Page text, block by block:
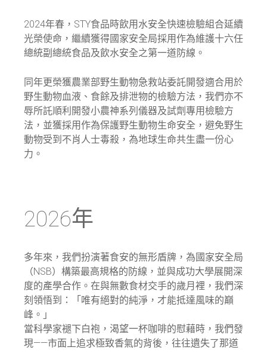
2024年春，STY食品時飲用水安全快速檢驗組合延續
光榮使命，繼續獲得國家安全局採用作為維護十六任
總統副總統食品及飲水安全之第一道防線。
同年更榮獲農業部野生動物急救站委託開發適合用於
野生動物血液、食餘及排泄物的檢驗方法，我們亦不
辱所託順利開發小農神系列儀器及試劑專用檢驗方
法，並獲採用作為保護野生動物生命安全，避免野生
動物受到不肖人士毒殺，為地球生命共生盡一份心
力。
2026年
多年來，我們扮演著食安的無形盾牌，為國家安全局
（NSB）構築最高規格的防線，並與成功大學展開深
度的產學合作。在與無數食材交手的歲月裡，我們深
刻領悟到：「唯有絕對的純淨，才能抵達風味的巔
峰。」
當科學家褪下白袍，渴望一杯咖啡的慰藉時，我們發
現——市面上追求極致香氣的背後，往往遺失了那道